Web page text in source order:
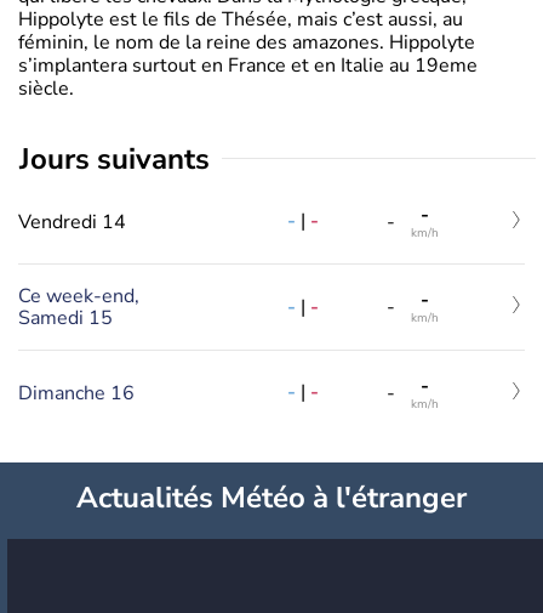
Hippolyte est le fils de Thésée, mais c’est aussi, au
féminin, le nom de la reine des amazones. Hippolyte
s’implantera surtout en France et en Italie au 19eme
siècle.
jours suivants
Vendredi 14 - | - - -
km/h
Ce week-end,
Samedi 15
- | - - -
km/h
Dimanche 16 - | - - -
km/h
Actualités Météo à l'étranger